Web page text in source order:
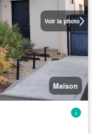
Voir la photo
Maison